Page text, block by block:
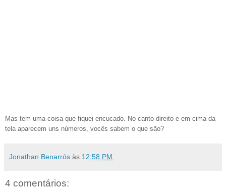
Mas tem uma coisa que fiquei encucado. No canto direito e em cima da
tela aparecem uns números, vocês sabem o que são?
Jonathan Benarrós às 12:58 PM
4 comentários: